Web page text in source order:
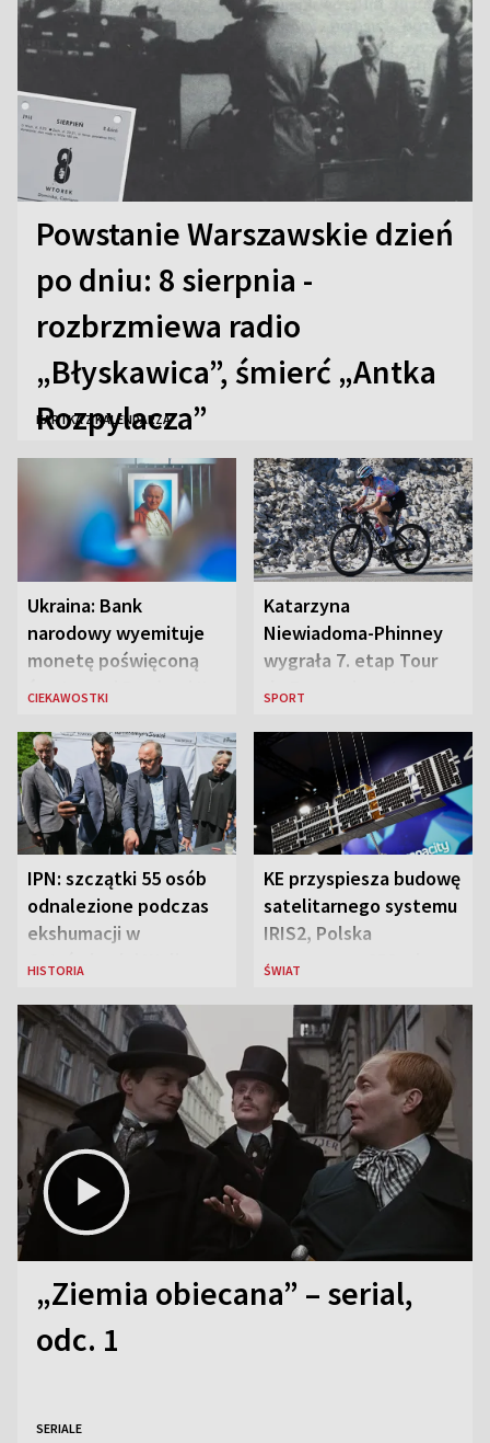
Powstanie Warszawskie dzień
po dniu: 8 sierpnia -
rozbrzmiewa radio
„Błyskawica”, śmierć „Antka
Rozpylacza”
KARTKA Z KALENDARZA
Ukraina: Bank
narodowy wyemituje
monetę poświęconą
św. Janowi Pawłowi II
CIEKAWOSTKI
Katarzyna
Niewiadoma-Phinney
wygrała 7. etap Tour
de France i została
SPORT
IPN: szczątki 55 osób
odnalezione podczas
ekshumacji w
Ostrówkach i Woli
HISTORIA
KE przyspiesza budowę
satelitarnego systemu
IRIS2, Polska
przeznaczy 656 mln
ŚWIAT
„Ziemia obiecana” – serial,
odc. 1
SERIALE